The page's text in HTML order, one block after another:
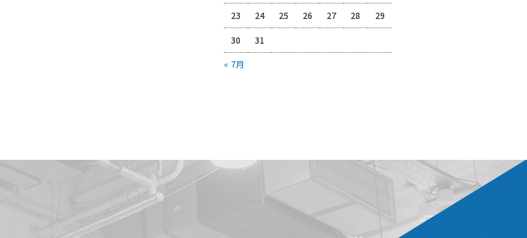
« 7月
23 24 25 26 27 28 29
30 31